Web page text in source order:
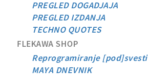
PREGLED DOGADJAJA
PREGLED IZDANJA
TECHNO QUOTES
FLEKAWA SHOP
Reprogramiranje [pod]svesti
MAYA DNEVNIK